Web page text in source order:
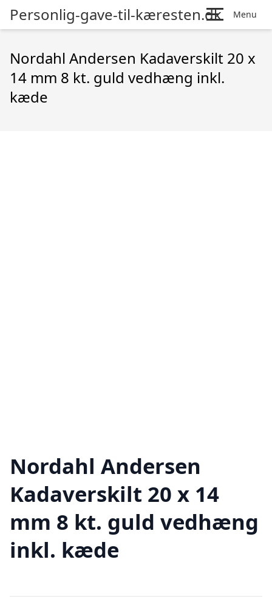
Personlig-gave-til-kæresten.dk Menu
Nordahl Andersen Kadaverskilt 20 x
14 mm 8 kt. guld vedhæng inkl.
kæde
Nordahl Andersen
Kadaverskilt 20 x 14
mm 8 kt. guld vedhæng
inkl. kæde